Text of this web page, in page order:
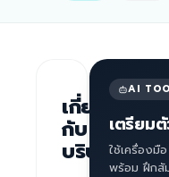
เกี่ยว
กับ
บริษัท
AI
เตรียม
ใช้เครื่องมื
พร้อม ฝึกสั